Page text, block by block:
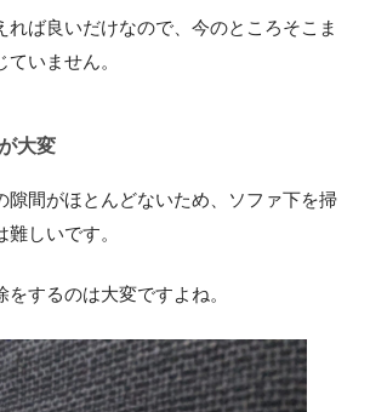
れば良いだけなので、今のところそこま
いません。
大変
隙間がほとんどないため、ソファ下を掃
しいです。
するのは大変ですよね。